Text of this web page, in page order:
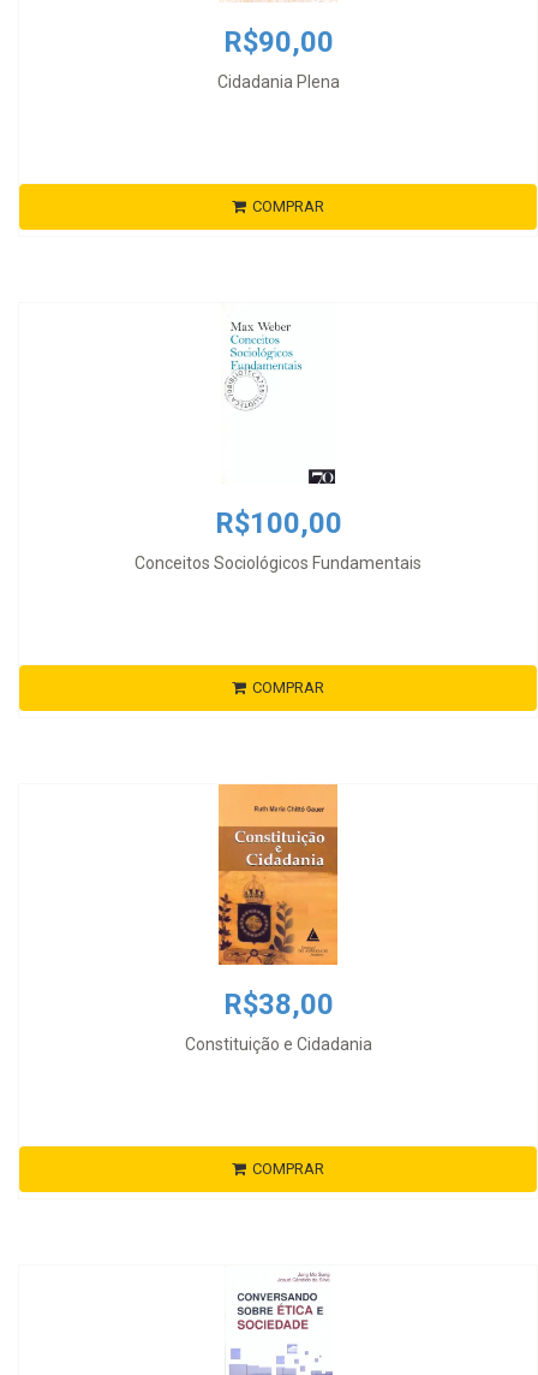
R$90,00
Cidadania Plena
COMPRAR
R$100,00
Conceitos Sociológicos Fundamentais
COMPRAR
R$38,00
Constituição e Cidadania
COMPRAR